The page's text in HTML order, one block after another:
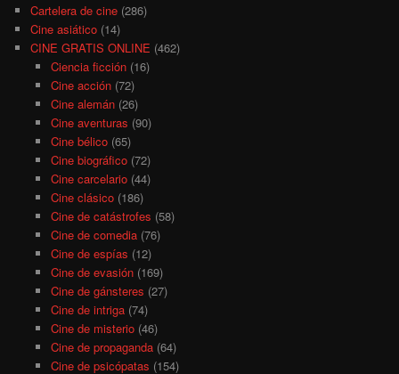
Cartelera de cine (286)
Cine asiático (14)
CINE GRATIS ONLINE (462)
Ciencia ficción(16)
Cine acción(72)
Cine alemán(26)
Cine aventuras (90)
Cine bélico(65)
Cine biográfico(72)
Cine carcelario(44)
Cine clásico(186)
Cine de catástrofes (58)
Cine de comedia(76)
Cine de espías (12)
Cine de evasión(169)
Cine de gánsteres (27)
Cine de intriga(74)
Cine de misterio(46)
Cine de propaganda(64)
Cine de psicópatas (154)